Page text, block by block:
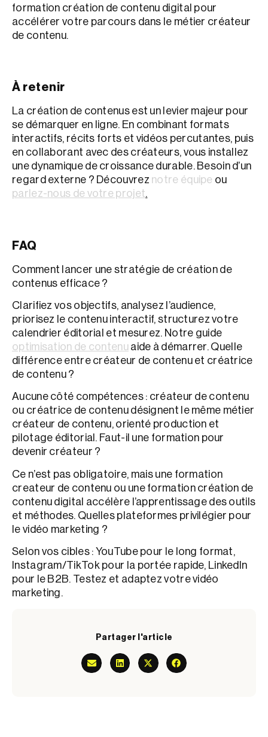
formation création de contenu digital pour
accélérer votre parcours dans le métier créateur
de contenu.
À retenir
La création de contenus est un levier majeur pour
se démarquer en ligne. En combinant formats
interactifs, récits forts et vidéos percutantes, puis
en collaborant avec des créateurs, vous installez
une dynamique de croissance durable. Besoin d’un
regard externe ? Découvrez notre équipe ou
parlez-nous de votre projet.
FAQ
Comment lancer une stratégie de création de
contenus efficace ?
Clarifiez vos objectifs, analysez l’audience,
priorisez le contenu interactif, structurez votre
calendrier éditorial et mesurez. Notre guide
optimisation de contenu aide à démarrer. Quelle
différence entre créateur de contenu et créatrice
de contenu ?
Aucune côté compétences : créateur de contenu
ou créatrice de contenu désignent le même métier
créateur de contenu, orienté production et
pilotage éditorial. Faut-il une formation pour
devenir créateur ?
Ce n’est pas obligatoire, mais une formation
createur de contenu ou une formation création de
contenu digital accélère l’apprentissage des outils
et méthodes. Quelles plateformes privilégier pour
le vidéo marketing ?
Selon vos cibles : YouTube pour le long format,
Instagram/TikTok pour la portée rapide, LinkedIn
pour le B2B. Testez et adaptez votre vidéo
marketing.
Partager l'article